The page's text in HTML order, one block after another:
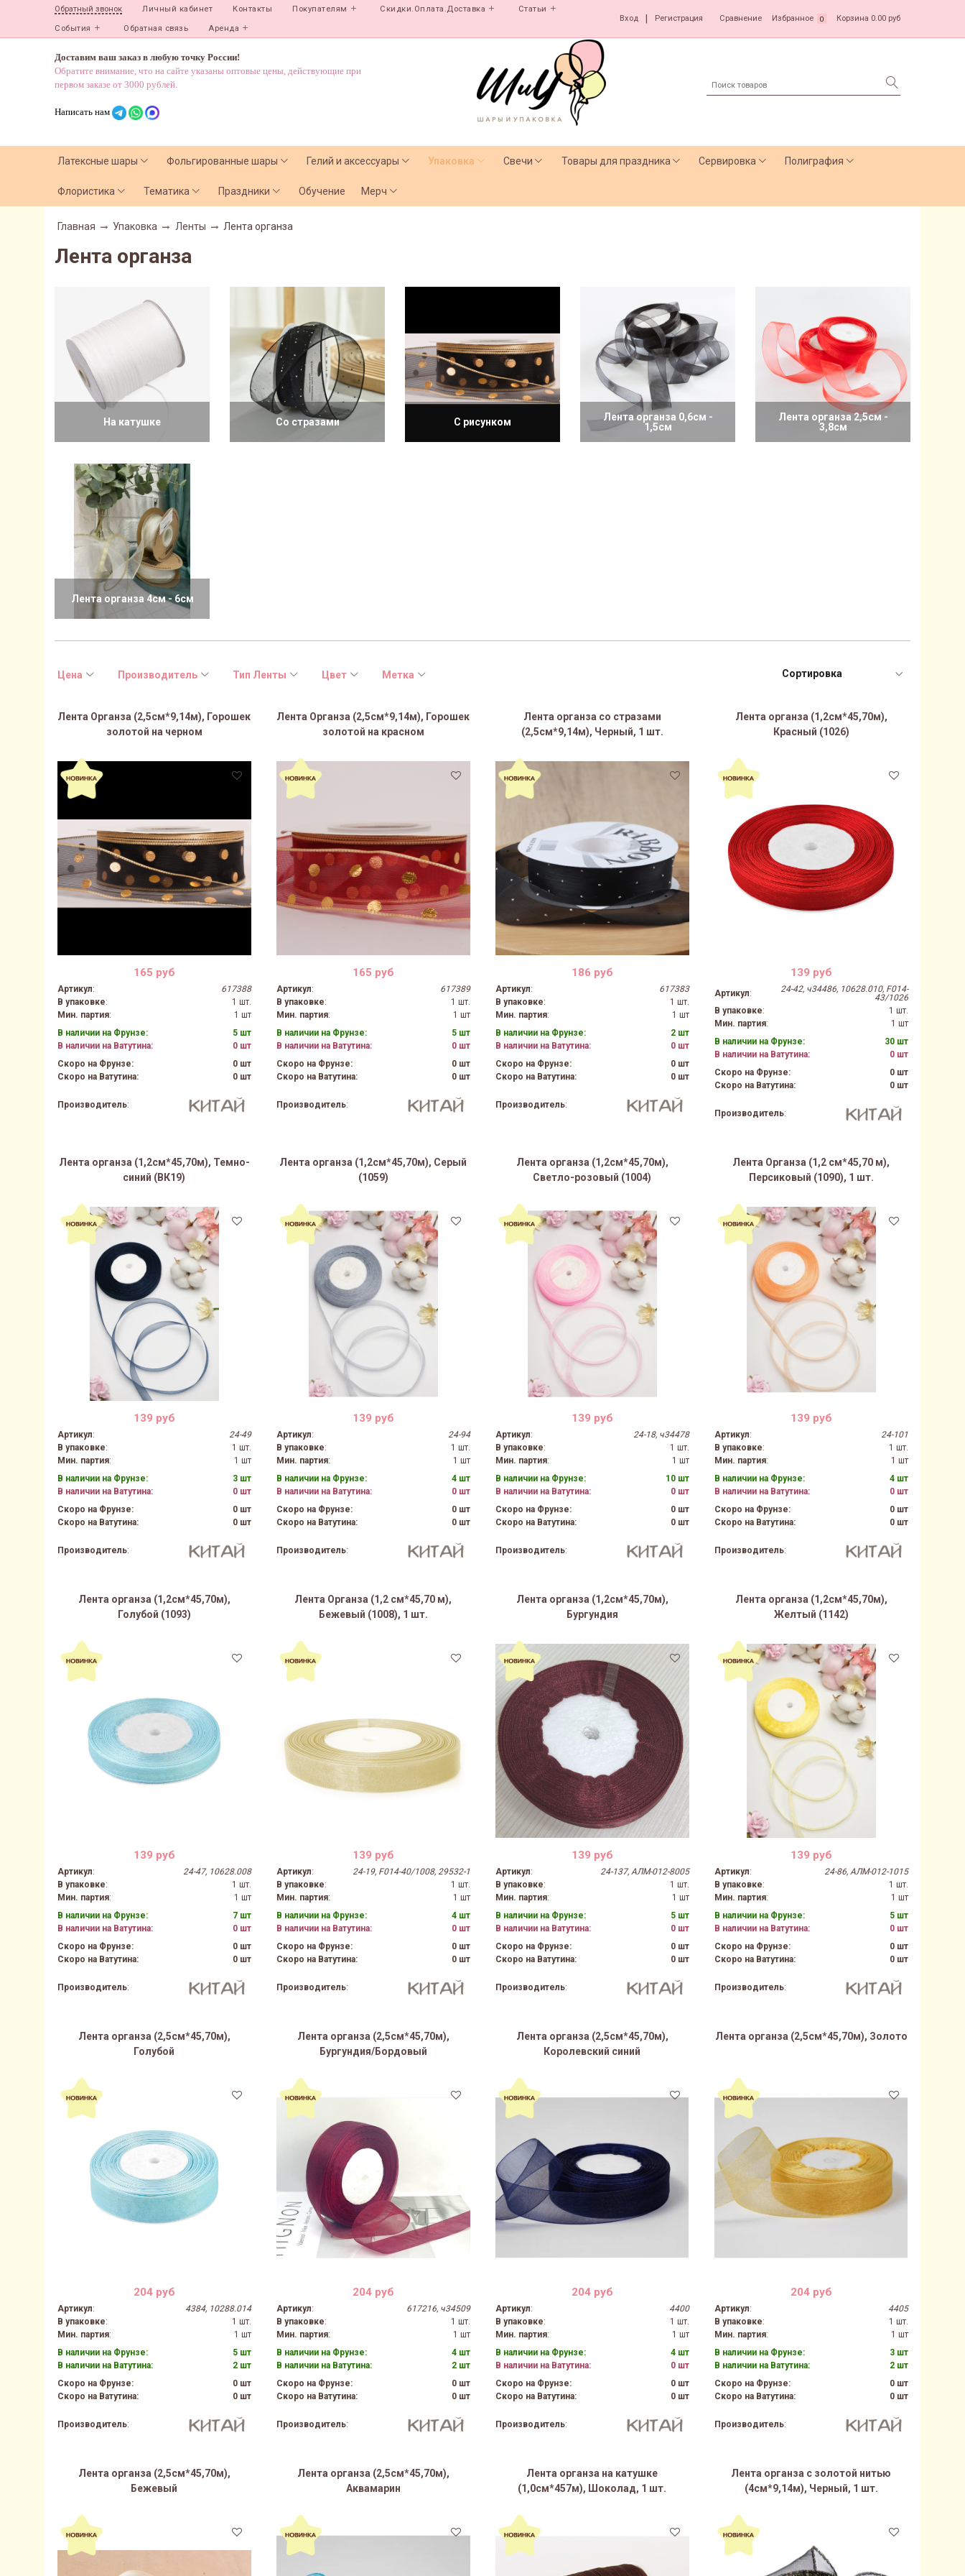
Обратный звонок Личный кабинет Контакты Покупателям Скидки.Оплата.Доставка Статьи
События Обратная связь Аренда
Вход Регистрация Сравнение Избранное 0 Корзина 0.00 руб
Доставим ваш заказ в любую точку России!
Обратите внимание, что на сайте указаны оптовые цены, действующие при
первом заказе от 3000 рублей.
Написать нам
Латексные шары Фольгированные шары Гелий и аксессуары Упаковка Свечи Товары для праздника Сервировка Полиграфия
Флористика Тематика Праздники Обучение Мерч
Главная Упаковка Ленты Лента органза
Лента органза
На катушке Со стразами С рисунком
Лента органза 0,6см -
1,5см
Лента органза 2,5см -
3,8см
Лента органза 4см - 6см
Цена Производитель Тип Ленты Цвет Метка
Лента Органза (2,5см*9,14м), Горошек
золотой на черном
165 руб
Артикул:
617388
В упаковке:
1 шт.
Мин. партия:
1 шт
В наличии на Фрунзе:
5 шт
В наличии на Ватутина:
0 шт
Скоро на Фрунзе:
0 шт
Скоро на Ватутина:
0 шт
Производитель:
Лента Органза (2,5см*9,14м), Горошек
золотой на красном
165 руб
Артикул:
617389
В упаковке:
1 шт.
Мин. партия:
1 шт
В наличии на Фрунзе:
5 шт
В наличии на Ватутина:
0 шт
Скоро на Фрунзе:
0 шт
Скоро на Ватутина:
0 шт
Производитель:
Лента органза со стразами
(2,5см*9,14м), Черный, 1 шт.
186 руб
Артикул:
617383
В упаковке:
1 шт.
Мин. партия:
1 шт
В наличии на Фрунзе:
2 шт
В наличии на Ватутина:
0 шт
Скоро на Фрунзе:
0 шт
Скоро на Ватутина:
0 шт
Производитель:
Лента органза (1,2см*45,70м),
Красный (1026)
139 руб
Артикул:
24-42, ч34486, 10628.010, F014-
43/1026
В упаковке:
1 шт.
Мин. партия:
1 шт
В наличии на Фрунзе:
30 шт
В наличии на Ватутина:
0 шт
Скоро на Фрунзе:
0 шт
Скоро на Ватутина:
0 шт
Производитель:
Лента органза (1,2см*45,70м), Темно-
синий (ВК19)
139 руб
Артикул:
24-49
В упаковке:
1 шт.
Мин. партия:
1 шт
В наличии на Фрунзе:
3 шт
В наличии на Ватутина:
0 шт
Скоро на Фрунзе:
0 шт
Скоро на Ватутина:
0 шт
Производитель:
Лента органза (1,2см*45,70м), Серый
(1059)
139 руб
Артикул:
24-94
В упаковке:
1 шт.
Мин. партия:
1 шт
В наличии на Фрунзе:
4 шт
В наличии на Ватутина:
0 шт
Скоро на Фрунзе:
0 шт
Скоро на Ватутина:
0 шт
Производитель:
Лента органза (1,2см*45,70м),
Светло-розовый (1004)
139 руб
Артикул:
24-18, ч34478
В упаковке:
1 шт.
Мин. партия:
1 шт
В наличии на Фрунзе:
10 шт
В наличии на Ватутина:
0 шт
Скоро на Фрунзе:
0 шт
Скоро на Ватутина:
0 шт
Производитель:
Лента Органза (1,2 см*45,70 м),
Персиковый (1090), 1 шт.
139 руб
Артикул:
24-101
В упаковке:
1 шт.
Мин. партия:
1 шт
В наличии на Фрунзе:
4 шт
В наличии на Ватутина:
0 шт
Скоро на Фрунзе:
0 шт
Скоро на Ватутина:
0 шт
Производитель:
Лента органза (1,2см*45,70м),
Голубой (1093)
139 руб
Артикул:
24-47, 10628.008
В упаковке:
1 шт.
Мин. партия:
1 шт
В наличии на Фрунзе:
7 шт
В наличии на Ватутина:
0 шт
Скоро на Фрунзе:
0 шт
Скоро на Ватутина:
0 шт
Производитель:
Лента Органза (1,2 см*45,70 м),
Бежевый (1008), 1 шт.
139 руб
Артикул:
24-19, F014-40/1008, 29532-1
В упаковке:
1 шт.
Мин. партия:
1 шт
В наличии на Фрунзе:
4 шт
В наличии на Ватутина:
0 шт
Скоро на Фрунзе:
0 шт
Скоро на Ватутина:
0 шт
Производитель:
Лента органза (1,2см*45,70м),
Бургундия
139 руб
Артикул:
24-137, АЛМ-012-8005
В упаковке:
1 шт.
Мин. партия:
1 шт
В наличии на Фрунзе:
5 шт
В наличии на Ватутина:
0 шт
Скоро на Фрунзе:
0 шт
Скоро на Ватутина:
0 шт
Производитель:
Лента органза (1,2см*45,70м),
Желтый (1142)
139 руб
Артикул:
24-86, АЛМ-012-1015
В упаковке:
1 шт.
Мин. партия:
1 шт
В наличии на Фрунзе:
5 шт
В наличии на Ватутина:
0 шт
Скоро на Фрунзе:
0 шт
Скоро на Ватутина:
0 шт
Производитель:
Лента органза (2,5см*45,70м),
Голубой
204 руб
Артикул:
4384, 10288.014
В упаковке:
1 шт.
Мин. партия:
1 шт
В наличии на Фрунзе:
5 шт
В наличии на Ватутина:
2 шт
Скоро на Фрунзе:
0 шт
Скоро на Ватутина:
0 шт
Производитель:
Лента органза (2,5см*45,70м),
Бургундия/Бордовый
204 руб
Артикул:
617216, ч34509
В упаковке:
1 шт.
Мин. партия:
1 шт
В наличии на Фрунзе:
4 шт
В наличии на Ватутина:
2 шт
Скоро на Фрунзе:
0 шт
Скоро на Ватутина:
0 шт
Производитель:
Лента органза (2,5см*45,70м),
Королевский синий
204 руб
Артикул:
4400
В упаковке:
1 шт.
Мин. партия:
1 шт
В наличии на Фрунзе:
4 шт
В наличии на Ватутина:
0 шт
Скоро на Фрунзе:
0 шт
Скоро на Ватутина:
0 шт
Производитель:
Лента органза (2,5см*45,70м), Золото
204 руб
Артикул:
4405
В упаковке:
1 шт.
Мин. партия:
1 шт
В наличии на Фрунзе:
3 шт
В наличии на Ватутина:
2 шт
Скоро на Фрунзе:
0 шт
Скоро на Ватутина:
0 шт
Производитель:
Лента органза (2,5см*45,70м),
Бежевый
Лента органза (2,5см*45,70м),
Аквамарин
Лента органза на катушке
(1,0см*457м), Шоколад, 1 шт.
Лента органза с золотой нитью
(4см*9,14м), Черный, 1 шт.